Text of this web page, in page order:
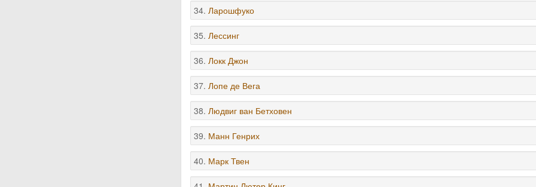
34.Ларошфуко
35.Лессинг
36.Локк Джон
37.Лопе де Вега
38.Людвиг ван Бетховен
39. Манн Генрих
40. Марк Твен